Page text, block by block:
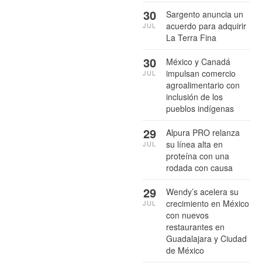
Sargento anuncia un
acuerdo para adquirir
La Terra Fina
30
JUL
México y Canadá
impulsan comercio
agroalimentario con
inclusión de los
pueblos indígenas
30
JUL
Alpura PRO relanza
su línea alta en
proteína con una
rodada con causa
29
JUL
Wendy’s acelera su
crecimiento en México
con nuevos
restaurantes en
Guadalajara y Ciudad
de México
29
JUL